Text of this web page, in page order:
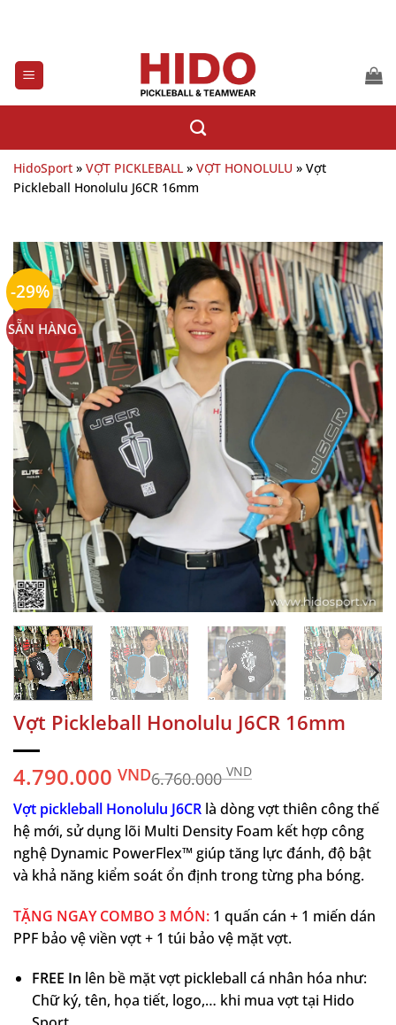
dung
HidoSport » VỢT PICKLEBALL » VỢT HONOLULU » Vợt
Pickleball Honolulu J6CR 16mm
-29%
SẴN HÀNG
Vợt Pickleball Honolulu J6CR 16mm
4.790.000 VND6.760.000VND
Vợt pickleball Honolulu J6CR là dòng vợt thiên công thế
hệ mới, sử dụng lõi Multi Density Foam kết hợp công
nghệ Dynamic PowerFlex™ giúp tăng lực đánh, độ bật
và khả năng kiểm soát ổn định trong từng pha bóng.
TẶNG NGAY COMBO 3 MÓN: 1 quấn cán + 1 miến dán
PPF bảo vệ viền vợt + 1 túi bảo vệ mặt vợt.
FREE In lên bề mặt vợt pickleball cá nhân hóa như:
Chữ ký, tên, họa tiết, logo,… khi mua vợt tại Hido